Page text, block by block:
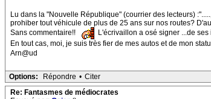
Lu dans la "Nouvelle République" (courrier des lecteurs)
prohiber tout véhicule de plus de 25 ans sur nos routes?
Sans commentaire!!
L'écrivaillon a osé signer ...de ses
En tout cas, moi, je suis très fier de mes autos et de mon
Arn@ud
Options: Répondre • Citer
Re: Fantasmes de médiocrates